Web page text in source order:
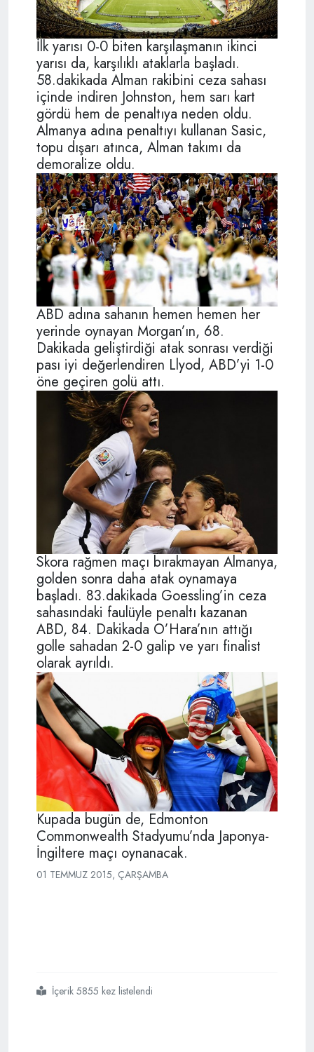
İlk yarısı 0-0 biten karşılaşmanın ikinci
yarısı da, karşılıklı ataklarla başladı.
58.dakikada Alman rakibini ceza sahası
içinde indiren Johnston, hem sarı kart
gördü hem de penaltıya neden oldu.
Almanya adına penaltıyı kullanan Sasic,
topu dışarı atınca, Alman takımı da
demoralize oldu.
ABD adına sahanın hemen hemen her
yerinde oynayan Morgan’ın, 68.
Dakikada geliştirdiği atak sonrası verdiği
pası iyi değerlendiren Llyod, ABD’yi 1-0
öne geçiren golü attı.
Skora rağmen maçı bırakmayan Almanya,
golden sonra daha atak oynamaya
başladı. 83.dakikada Goessling’in ceza
sahasındaki faulüyle penaltı kazanan
ABD, 84. Dakikada O’Hara’nın attığı
golle sahadan 2-0 galip ve yarı finalist
olarak ayrıldı.
Kupada bugün de, Edmonton
Commonwealth Stadyumu’nda Japonya-
İngiltere maçı oynanacak.
01 TEMMUZ 2015, ÇARŞAMBA
#futbolu
#kadınlar
#da
#oynarmış
İçerik 5855 kez listelendi